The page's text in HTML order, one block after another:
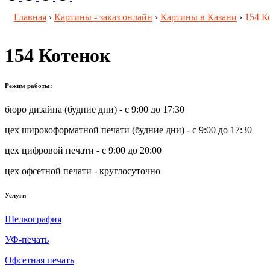
Главная › Картины - заказ онлайн › Картины в Казани › 154
154 Котенок
Режим работы:
бюро дизайна (будние дни) - с 9:00 до 17:30
цех широкоформатной печати (будние дни) - с 9:00 до 17:30
цех цифровой печати - с 9:00 до 20:00
цех офсетной печати - круглосуточно
Услуги
Шелкография
УФ-печать
Офсетная печать